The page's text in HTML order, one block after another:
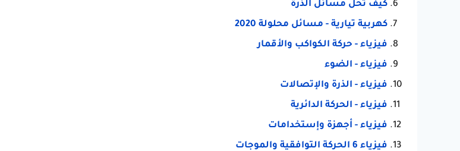
كيف تحل مسائل الذرة
كهربية تيارية - مسائل محلولة 2020
فيزياء - حركة الكواكب والأقمار
فيزياء - الضوء
فيزياء - الذرة والإتصالات
فيزياء - الحركة الدائرية
فيزياء - أجهزة وإستخدامات
فيزياء 6 الحركة التوافقية والموجات